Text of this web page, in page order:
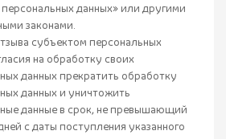
данных» или другими
законами.
субъектом персональных
на обработку своих
данных прекратить обработку
данных и уничтожить
данные в срок, не превышающий
с даты поступления указанного